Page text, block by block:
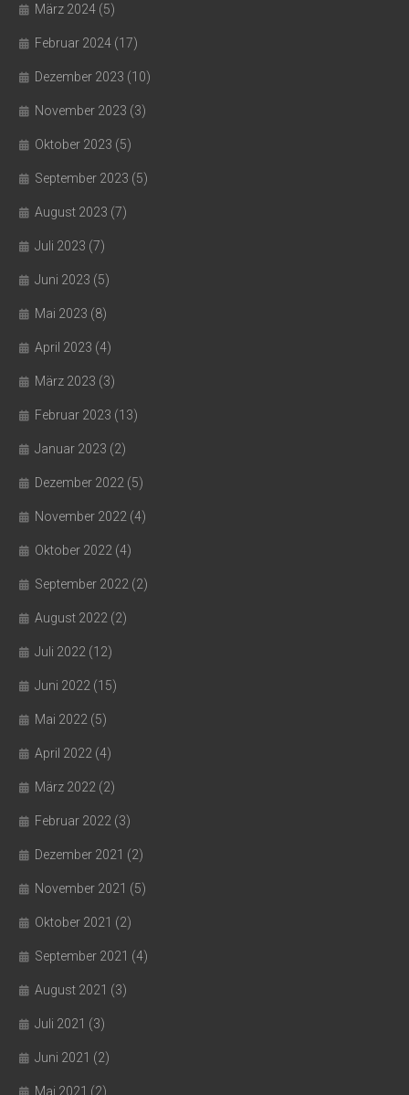
März 2024 (5)
Februar 2024 (17)
Dezember 2023 (10)
November 2023 (3)
Oktober 2023 (5)
September 2023 (5)
August 2023 (7)
Juli 2023 (7)
Juni 2023 (5)
Mai 2023 (8)
April 2023 (4)
März 2023 (3)
Februar 2023 (13)
Januar 2023 (2)
Dezember 2022 (5)
November 2022 (4)
Oktober 2022 (4)
September 2022 (2)
August 2022 (2)
Juli 2022 (12)
Juni 2022 (15)
Mai 2022 (5)
April 2022 (4)
März 2022 (2)
Februar 2022 (3)
Dezember 2021 (2)
November 2021 (5)
Oktober 2021 (2)
September 2021 (4)
August 2021 (3)
Juli 2021 (3)
Juni 2021 (2)
Mai 2021 (2)